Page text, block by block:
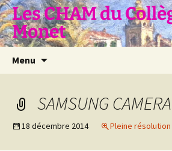
Aller
au
contenu
Les CHAM du
Monet
Menu
SAMSUNG
18 décembre 2014 Pleine résolution